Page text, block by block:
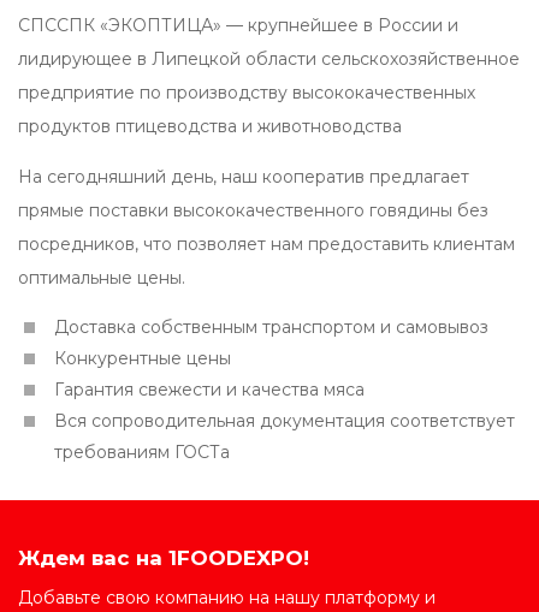
СПССПК «ЭКОПТИЦА» — крупнейшее в России и
лидирующее в Липецкой области сельскохозяйственное
предприятие по производству высококачественных
продуктов птицеводства и животноводства
На сегодняшний день, наш кооператив предлагает
прямые поставки высококачественного говядины без
посредников, что позволяет нам предоставить клиентам
оптимальные цены.
Доставка собственным транспортом и самовывоз
Конкурентные цены
Гарантия свежести и качества мяса
Вся сопроводительная документация соответствует
требованиям ГОСТа
Ждем вас на 1FOODEXPO!
Добавьте свою компанию на нашу платформу и